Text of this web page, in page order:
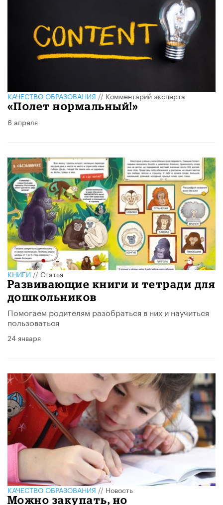
КАЧЕСТВО ОБРАЗОВАНИЯ//Комментарий эксперта
«Полет нормальный!»
6 апреля
КНИГИ//Статья
Развивающие книги и тетради для
дошкольников
Помогаем родителям разобраться в них и научиться
пользоваться
24 января
КАЧЕСТВО ОБРАЗОВАНИЯ// Новость
Можно закупать, но